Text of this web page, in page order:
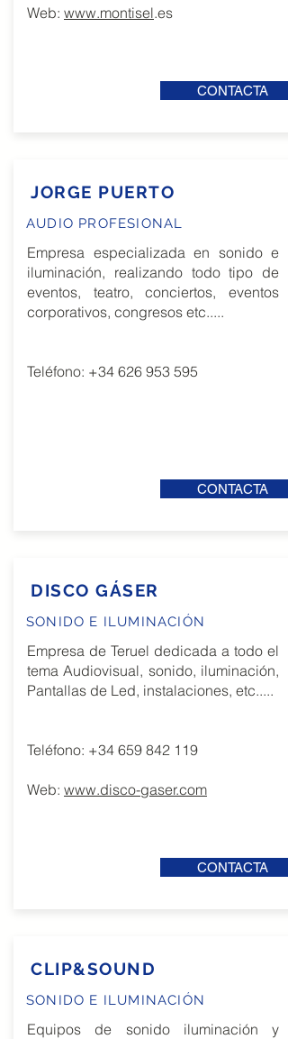
Web: www.montisel.es
CONTACTA
JORGE PUERTO
AUDIO PROFESIONAL
Empresa especializada en sonido e
iluminación, realizando todo tipo de
eventos, teatro, conciertos, eventos
corporativos, congresos etc.....
Teléfono: +34 626 953 595
CONTACTA
DISCO GÁSER
SONIDO E ILUMINACIÓN
Empresa de Teruel dedicada a todo el
tema Audiovisual, sonido, iluminación,
Pantallas de Led, instalaciones, etc.....
Teléfono: +34 659 842 119
Web: www.disco-gaser.com
CONTACTA
CLIP&SOUND
SONIDO E ILUMINACIÓN
Equipos de sonido iluminación y